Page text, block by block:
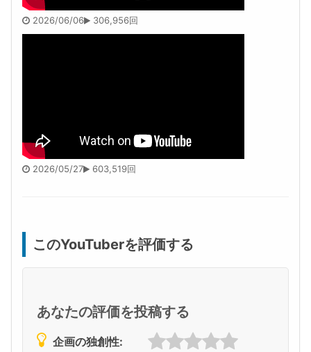
2026/06/06 306,956回
2026/05/27 603,519回
このYouTuberを評価する
あなたの評価を投稿する
企画の独創性: